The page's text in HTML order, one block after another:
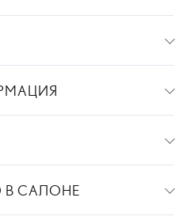
В САЛОНЕ